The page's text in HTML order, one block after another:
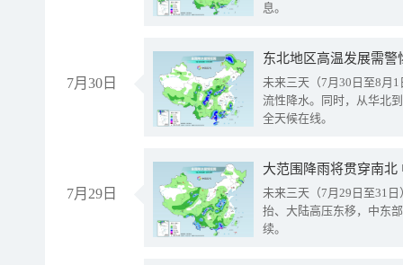
息。
7月30日
东北地区高温发展需
未来三天（7月30日至8月
流性降水。同时，从华北
全天候在线。
7月29日
大范围降雨将贯穿南
未来三天（7月29日至31
抬、大陆高压东移，中东
续。